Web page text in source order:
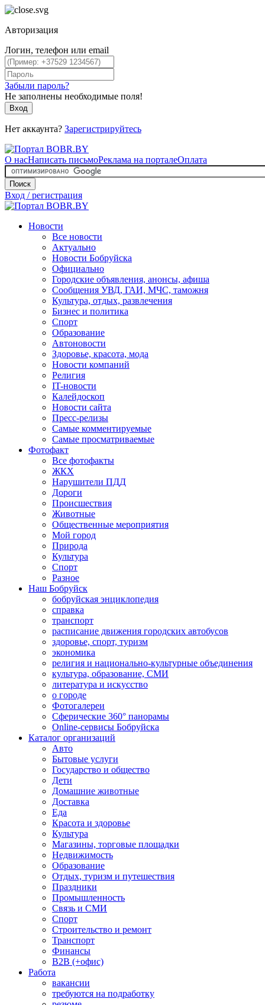
Авторизация
Логин, телефон или email
Забыли пароль?
Не заполнены необходимые поля!
Вход
Нет аккаунта? Зарегистрируйтесь
О насНаписать письмоРеклама на порталеОплата
Поиск
Вход / регистрация
Новости
Все новости
Актуально
Новости Бобруйска
Официально
Городские объявления, анонсы, афиша
Сообщения УВД, ГАИ, МЧС, таможня
Культура, отдых, развлечения
Бизнес и политика
Спорт
Образование
Автоновости
Здоровье, красота, мода
Новости компаний
Религия
IT-новости
Калейдоскоп
Новости сайта
Пресс-релизы
Самые комментируемые
Самые просматриваемые
Фотофакт
Все фотофакты
ЖКХ
Нарушители ПДД
Дороги
Происшествия
Животные
Общественные мероприятия
Мой город
Природа
Культура
Спорт
Разное
Наш Бобруйск
бобруйская энциклопедия
справка
транспорт
расписание движения городских автобусов
здоровье, спорт, туризм
экономика
религия и национально-культурные объединения
культура, образование, СМИ
литература и искусство
о городе
Фотогалереи
Сферические 360° панорамы
Online-сервисы Бобруйска
Каталог организаций
Авто
Бытовые услуги
Государство и общество
Дети
Домашние животные
Доставка
Еда
Красота и здоровье
Культура
Магазины, торговые площадки
Недвижимость
Образование
Отдых, туризм и путешествия
Праздники
Промышленность
Связь и СМИ
Спорт
Строительство и ремонт
Транспорт
Финансы
B2B (+офис)
Работа
вакансии
требуются на подработку